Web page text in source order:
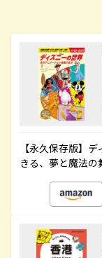
【永久保存版】
きる、夢と魔法の